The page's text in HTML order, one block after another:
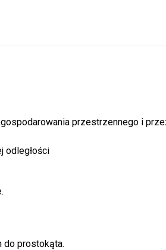
przestrzennego i
odległości
do prostokąta.